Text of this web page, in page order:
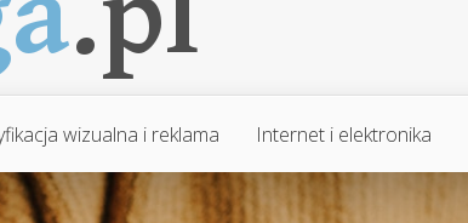
wizualna i reklama Internet i elektronika